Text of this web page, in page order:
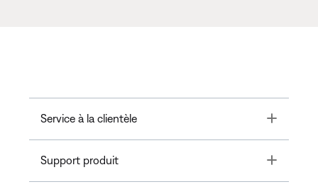
Service à la clientèle Toggle
Support produit Toggle